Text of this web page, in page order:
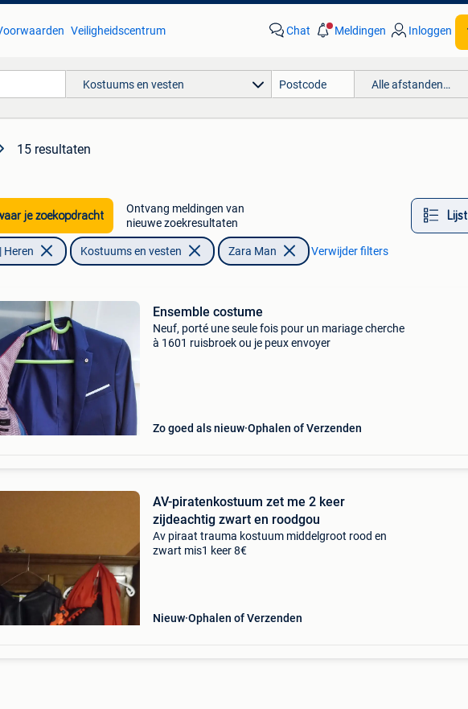
Veiligheidscentrum Chat Meldingen Inloggen
Kostuums en vesten Alle afstanden…
15 resultaten
je zoekopdracht
Ontvang meldingen van
nieuwe zoekresultaten
Lijst
Heren Kostuums en vesten Zara Man Verwijder filters
Ensemble costume
Neuf, porté une seule fois pour un mariage cherche
à 1601 ruisbroek ou je peux envoyer
Zo goed als nieuw Ophalen of Verzenden
AV-piratenkostuum zet me 2 keer
zijdeachtig zwart en roodgou
Av piraat trauma kostuum middelgroot rood en
zwart mis1 keer 8€
Nieuw Ophalen of Verzenden